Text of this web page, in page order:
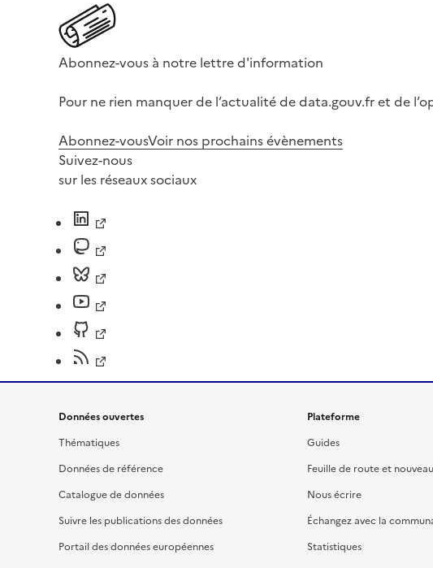
Abonnez-vous à notre lettre d'information
Pour ne rien manquer de l’actualité de data.gouv.fr et de
Abonnez-vousVoir nos prochains évènements
Suivez-nous
sur les réseaux sociaux
Données ouvertes
Thématiques
Données de référence
Catalogue de données
Suivre les publications des données
Portail des données européennes
Plateforme
Guides
Feuille de route et
Nous écrire
Échangez avec la
Statistiques